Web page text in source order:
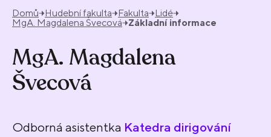
Domů Hudební fakulta Fakulta
Lidé
MgA. Magdalena Švecová
Základní informace
MgA. Magdalena
Švecová
Odborná asistentka Katedra dirigování